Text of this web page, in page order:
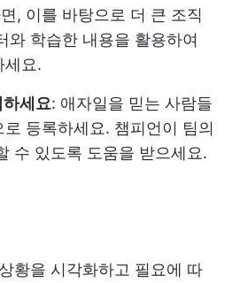
, 이를 바탕으로 더 큰 조직
와 학습한 내용을 활용하여
세요.
세요: 애자일을 믿는 사람들
등록하세요. 챔피언이 팀의
수 있도록 도움을 받으세요.
황을 시각화하고 필요에 따